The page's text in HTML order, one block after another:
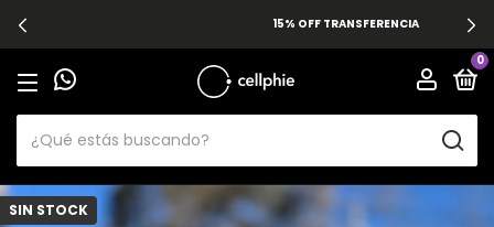
15% OFF TRANSFERENCIA
0
SIN STOCK